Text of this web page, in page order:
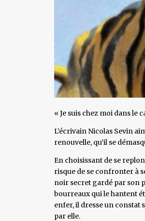
« Je suis chez moi dans le
L’écrivain Nicolas Sevin
renouvelle, qu’il se
En choisissant de se
risque de se confronter à
noir secret gardé par son
bourreaux qui le hantent
enfer, il dresse un constat
par elle.